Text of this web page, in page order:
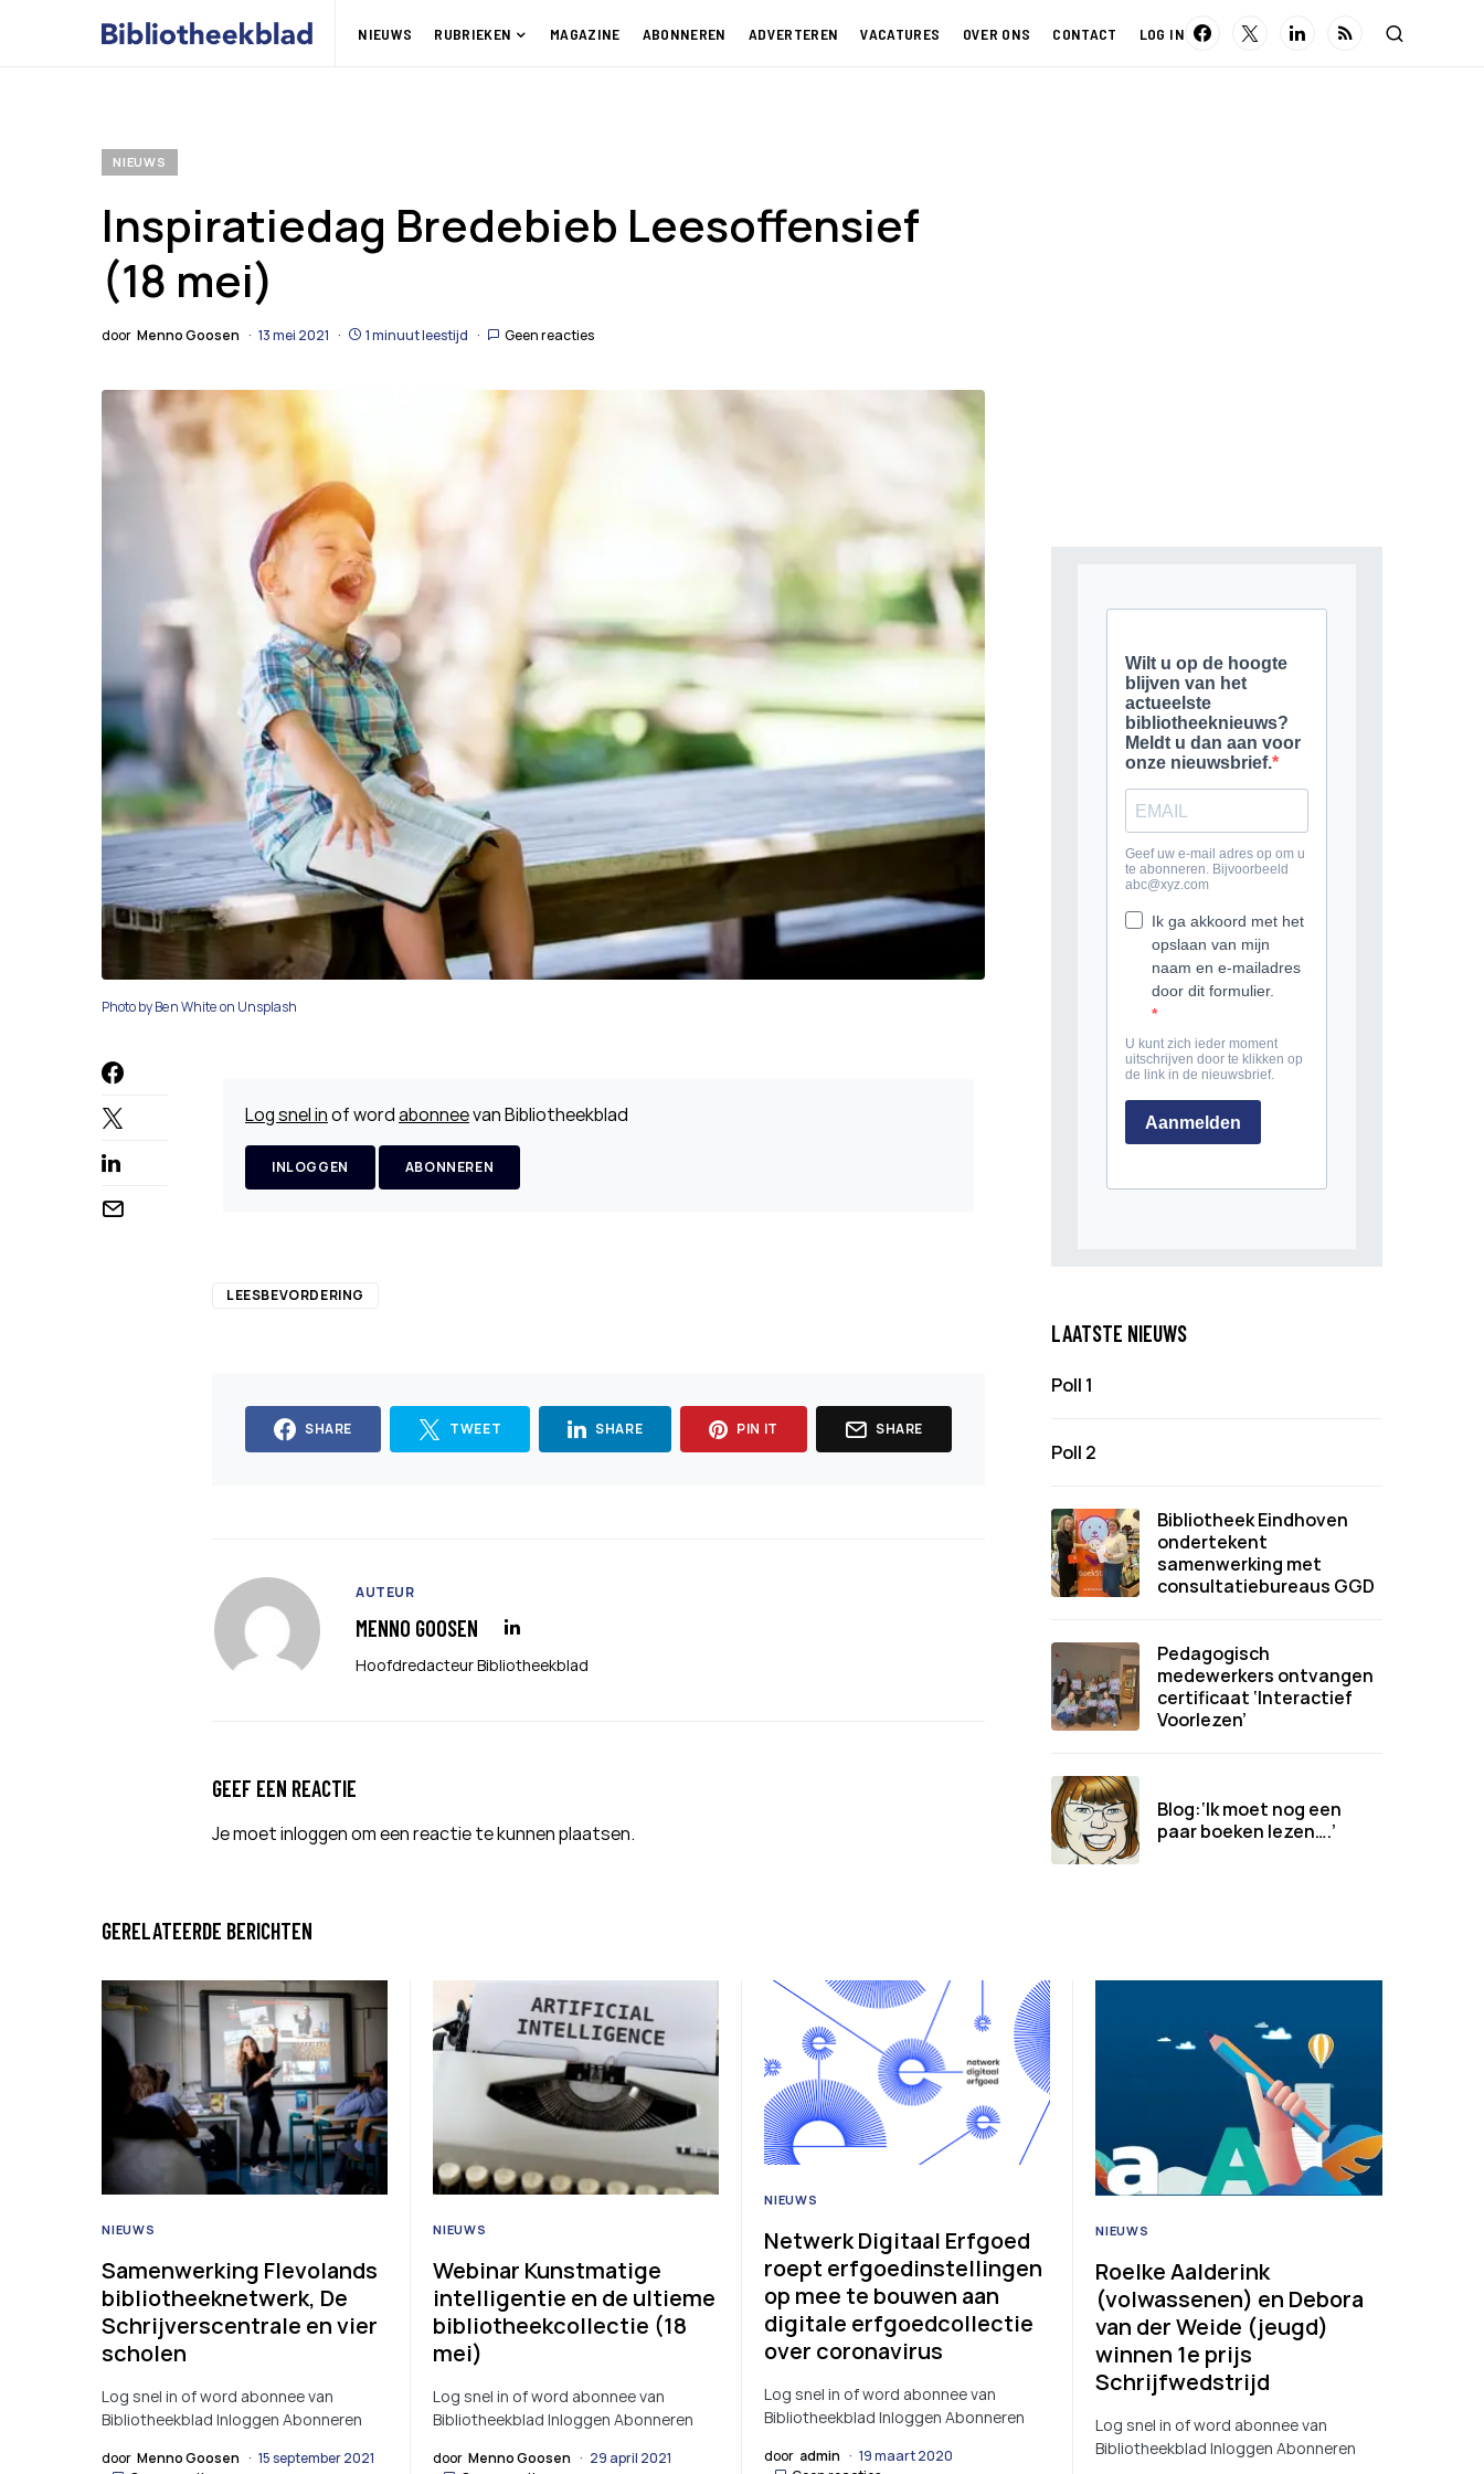
NIEUWS RUBRIEKEN MAGAZINE ABONNEREN ADVERTEREN VACATURES OVER ONS CONTACT LOG IN
NIEUWS
Inspiratiedag Bredebieb Leesoffensief
(18 mei)
door Menno Goosen 13 mei 2021 1 minuut leestijd Geen reacties
Photo by Ben White on Unsplash
Log snel inof wordabonneevan Bibliotheekblad
INLOGGEN ABONNEREN
LEESBEVORDERING
SHARE TWEET SHARE PIN IT SHARE
AUTEUR
MENNO GOOSEN
Hoofdredacteur Bibliotheekblad
GEEF EEN REACTIE
Je moetinloggenom een reactie te kunnen plaatsen.
LAATSTE NIEUWS
Poll 1
Poll 2
Bibliotheek Eindhoven
ondertekent
samenwerking met
consultatiebureaus GGD
Pedagogisch
medewerkers ontvangen
certificaat ‘Interactief
Voorlezen’
Blog:‘Ik moet nog een
paar boeken lezen….’
GERELATEERDE BERICHTEN
NIEUWS
Samenwerking Flevolands
bibliotheeknetwerk, De
Schrijverscentrale en vier
scholen
Log snel in of word abonnee van
Bibliotheekblad Inloggen Abonneren
door Menno Goosen
15 september 2021
NIEUWS
Webinar Kunstmatige
intelligentie en de ultieme
bibliotheekcollectie (18
mei)
Log snel in of word abonnee van
Bibliotheekblad Inloggen Abonneren
door Menno Goosen
29 april 2021
NIEUWS
Netwerk Digitaal Erfgoed
roept erfgoedinstellingen
op mee te bouwen aan
digitale erfgoedcollectie
over coronavirus
Log snel in of word abonnee van
Bibliotheekblad Inloggen Abonneren
door admin
19 maart 2020
NIEUWS
Roelke Aalderink
(volwassenen) en Debora
van der Weide (jeugd)
winnen 1e prijs
Schrijfwedstrijd
Log snel in of word abonnee van
Bibliotheekblad Inloggen Abonneren